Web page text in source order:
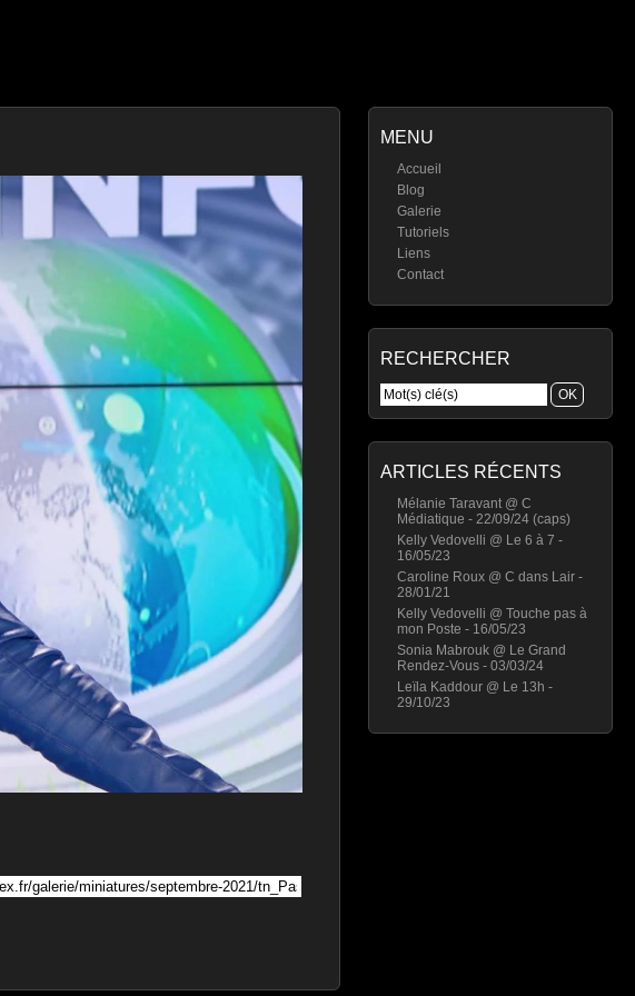
MENU
Accueil
Blog
Galerie
Tutoriels
Liens
Contact
RECHERCHER
ARTICLES RÉCENTS
Mélanie Taravant @ C
Médiatique - 22/09/24 (caps)
Kelly Vedovelli @ Le 6 à 7 -
16/05/23
Caroline Roux @ C dans Lair -
28/01/21
Kelly Vedovelli @ Touche pas à
mon Poste - 16/05/23
Sonia Mabrouk @ Le Grand
Rendez-Vous - 03/03/24
Leïla Kaddour @ Le 13h -
29/10/23